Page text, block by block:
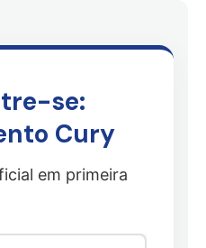
se:
Cury
em primeira